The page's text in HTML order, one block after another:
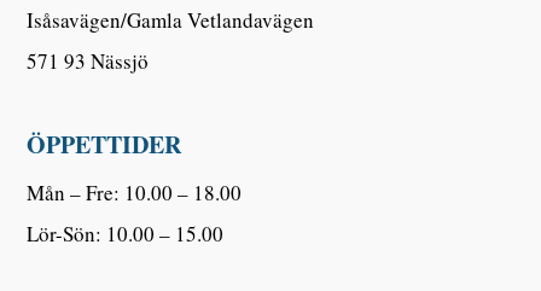
Isåsavägen/Gamla Vetlandavägen
571 93 Nässjö
ÖPPETTIDER
Mån – Fre: 10.00 – 18.00
Lör-Sön: 10.00 – 15.00